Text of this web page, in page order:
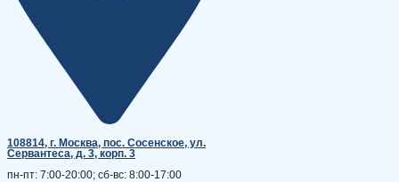
108814, г. Москва, поc. Сосенское, ул.
Сервантеса, д. 3, корп. 3
пн-пт: 7:00-20:00; сб-вс: 8:00-17:00